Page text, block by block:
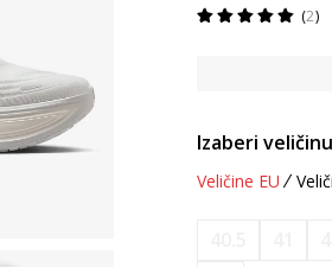
2
Izaberi
Veličine EU